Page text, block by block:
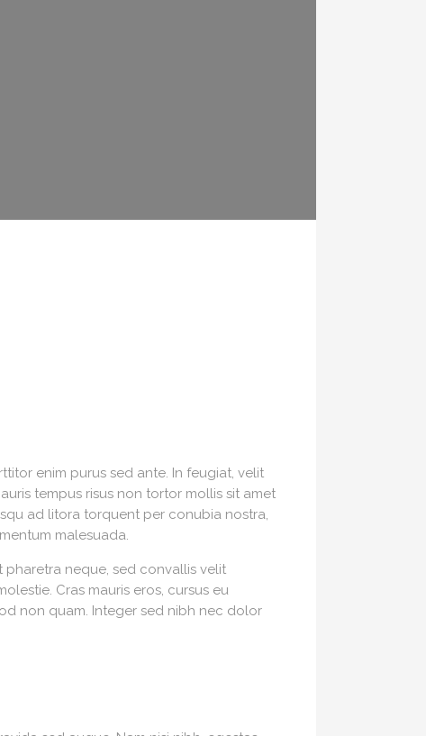
enim purus sed ante. In feugiat, velit
tempus risus non tortor mollis sit amet
ad litora torquent per conubia nostra,
malesuada.
pharetra neque, sed convallis velit
Cras mauris eros, cursus eu
non quam. Integer sed nibh nec dolor